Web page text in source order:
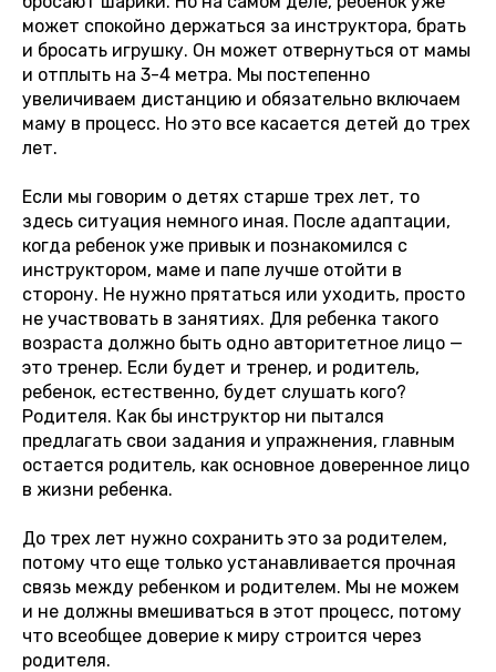
может спокойно держаться за инструктора, брать
и бросать игрушку. Он может отвернуться от мамы
и отплыть на 3-4 метра. Мы постепенно
увеличиваем дистанцию и обязательно включаем
маму в процесс. Но это все касается детей до трех
лет.
Если мы говорим о детях старше трех лет, то
здесь ситуация немного иная. После адаптации,
когда ребенок уже привык и познакомился с
инструктором, маме и папе лучше отойти в
сторону. Не нужно прятаться или уходить, просто
не участвовать в занятиях. Для ребенка такого
возраста должно быть одно авторитетное лицо —
это тренер. Если будет и тренер, и родитель,
ребенок, естественно, будет слушать кого?
Родителя. Как бы инструктор ни пытался
предлагать свои задания и упражнения, главным
остается родитель, как основное доверенное лицо
в жизни ребенка.
До трех лет нужно сохранить это за родителем,
потому что еще только устанавливается прочная
связь между ребенком и родителем. Мы не можем
и не должны вмешиваться в этот процесс, потому
что всеобщее доверие к миру строится через
родителя.